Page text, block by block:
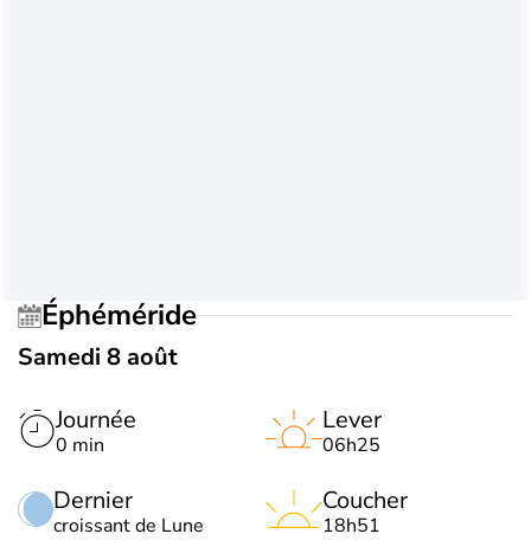
Éphéméride
Samedi 8 août
Journée
0 min
Dernier
croissant de Lune
Lever
06h25
Coucher
18h51